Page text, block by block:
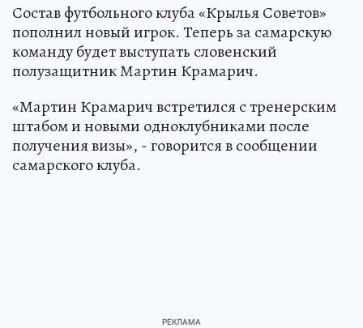
Состав футбольного клуба «Крылья Советов»
пополнил новый игрок. Теперь за самарскую
команду будет выступать словенский
полузащитник Мартин Крамарич.
«Мартин Крамарич встретился с тренерским
штабом и новыми одноклубниками после
получения визы», - говорится в сообщении
самарского клуба.